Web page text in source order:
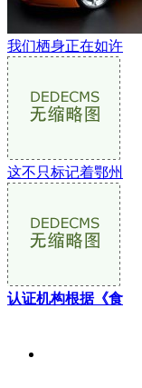
我们栖身正在如许
这不只标记着鄂州
认证机构根据《食